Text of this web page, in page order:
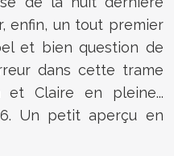
enfin, un tout premier
et bien question de
dans cette trame
et Claire en pleine...
Un petit aperçu en